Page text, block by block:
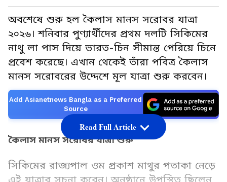
অবশেষে শুরু হল কৈলাস মানস সরোবর যাত্রা
২০২৬। শনিবার পুণ্যার্থীদের প্রথম দলটি সিকিমের
নাথু লা পাস দিয়ে ভারত-চিন সীমান্ত পেরিয়ে চিনে
প্রবেশ করেছে। এখান থেকেই তাঁরা পবিত্র কৈলাস
মানস সরোবরের উদ্দেশে মূল যাত্রা শুরু করবেন।
Add Asianetnews Bangla as a Preferred
Source
কৈলাস মানস সরোবর যাত্রা শুরু
সিকিমের রাজ্যপাল ওম প্রকাশ মাথুর পতাকা নেড়ে
এই যাত্রার সূচনা করেন। অনুষ্ঠানে উপস্থিত ছিলেন
Read Full Article